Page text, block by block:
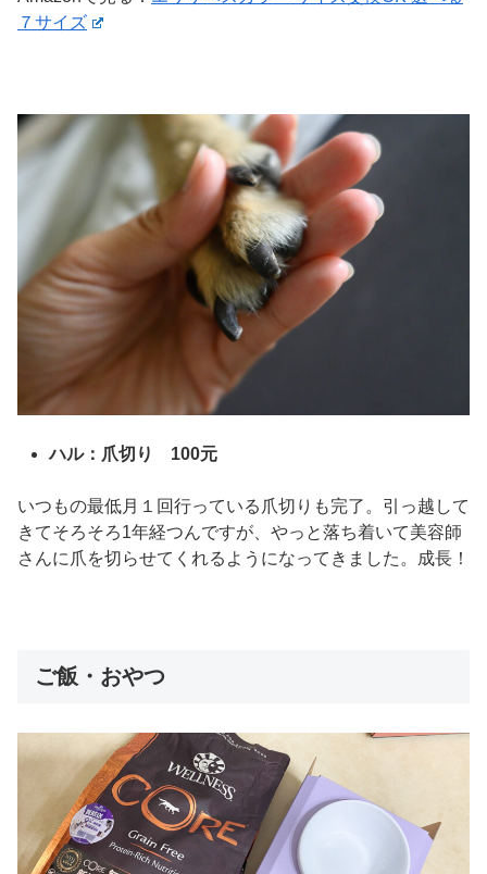
７サイズ
ハル：爪切り 100元
いつもの最低月１回行っている爪切りも完了。引っ越して
きてそろそろ1年経つんですが、やっと落ち着いて美容師
さんに爪を切らせてくれるようになってきました。成長！
ご飯・おやつ